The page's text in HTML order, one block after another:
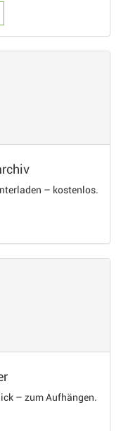
– kostenlos.
– zum Aufhängen.